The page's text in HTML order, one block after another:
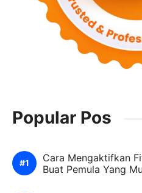
Popular Pos
Cara Mengaktifkan
Buat Pemula Yang